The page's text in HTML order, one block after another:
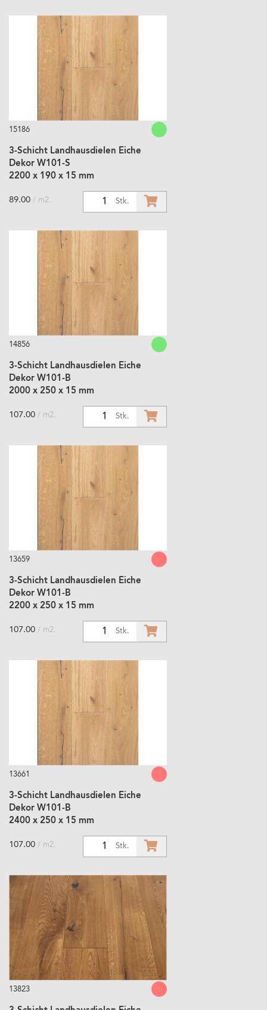
15186
3-Schicht Landhausdielen Eiche
Dekor W101-S
2200 x 190 x 15 mm
Stk.
89.00 / m2.
14856
3-Schicht Landhausdielen Eiche
Dekor W101-B
2000 x 250 x 15 mm
Stk.
107.00 / m2.
13659
3-Schicht Landhausdielen Eiche
Dekor W101-B
2200 x 250 x 15 mm
Stk.
107.00 / m2.
13661
3-Schicht Landhausdielen Eiche
Dekor W101-B
2400 x 250 x 15 mm
Stk.
107.00 / m2.
13823